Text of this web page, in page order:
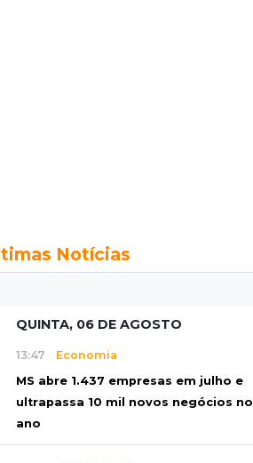
Notícias
QUINTA, 06 DE AGOSTO
13:47 Economia
MS abre 1.437 empresas em julho e
ultrapassa 10 mil novos negócios no
ano